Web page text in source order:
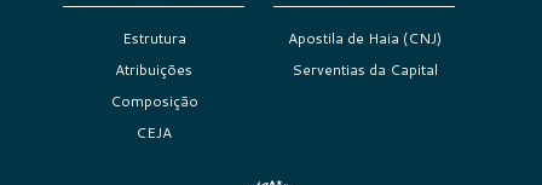
Estrutura
Atribuições
Composição
CEJA
Apostila de Haia (CNJ)
Serventias da Capital